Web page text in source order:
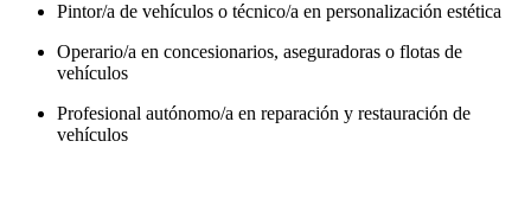
Pintor/a de vehículos o técnico/a en personalización estética
Operario/a en concesionarios, aseguradoras o flotas de
vehículos
Profesional autónomo/a en reparación y restauración de
vehículos